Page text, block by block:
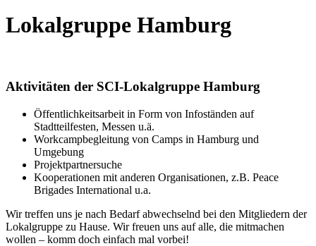
Lokalgruppe Hamburg
Aktivitäten der SCI-Lokalgruppe Hamburg
Öffentlichkeitsarbeit in Form von Infoständen auf
Stadtteilfesten, Messen u.ä.
Workcampbegleitung von Camps in Hamburg und
Umgebung
Projektpartnersuche
Kooperationen mit anderen Organisationen, z.B. Peace
Brigades International u.a.
Wir treffen uns je nach Bedarf abwechselnd bei den Mitgliedern der
Lokalgruppe zu Hause. Wir freuen uns auf alle, die mitmachen
wollen – komm doch einfach mal vorbei!